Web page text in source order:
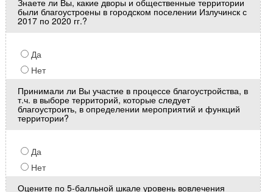
Знаете ли Вы, какие дворы и общественные территории
были благоустроены в городском поселении Излучинск с
2017 по 2020 гг.?
Да
Нет
Принимали ли Вы участие в процессе благоустройства, в
т.ч. в выборе территорий, которые следует
благоустроить, в определении мероприятий и функций
территории?
Да
Нет
Оцените по 5-балльной шкале уровень вовлечения